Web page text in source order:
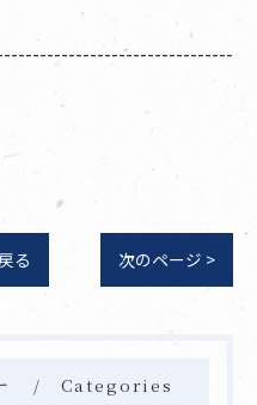
る 次のページ >
Categories